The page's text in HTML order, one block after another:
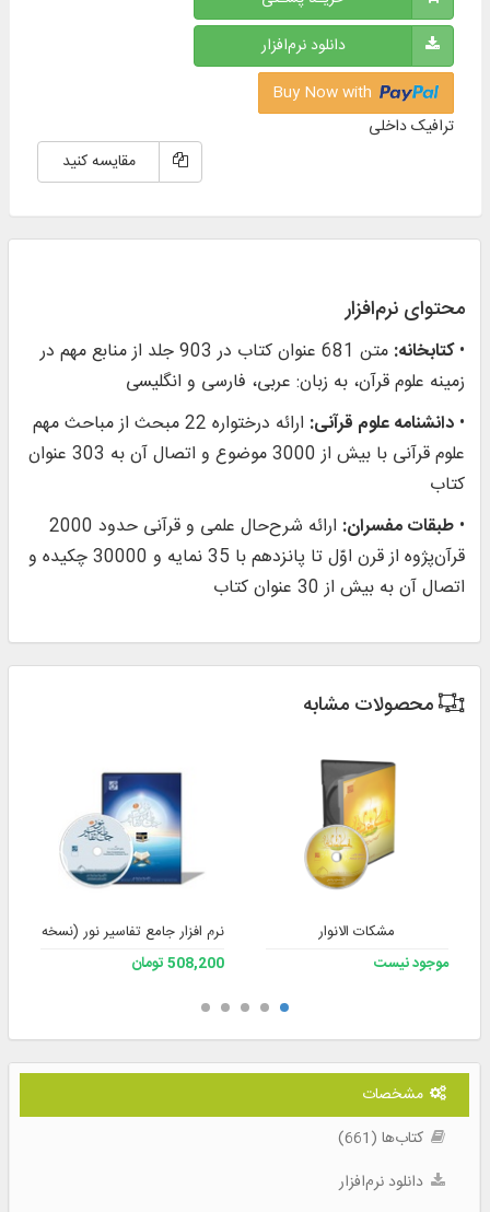
دانلود نرم‌افزار
ترافیک داخلی
مقایسه کنید
محتوای نرم‌افزار
•کتابخانه:
متن 681 عنوان کتاب در 903 جلد از منابع مهم در
زمينه علوم قرآن، به زبان: عربی، فارسی و انگلیسی
•دانشنامه علوم قرآنی:
ارائه درختواره 22 مبحث از مباحث مهم
علوم قرآنی با بیش از 3000 موضوع و اتصال آن به 303 عنوان
کتاب
•طبقات مفسران:
ارائه شرح‌حال علمی و قرآنی حدود 2000
قرآن‌پژوه از قرن اوّل تا پانزدهم با 35 نمایه و 30000 چکیده و
اتصال آن به بیش از 30 عنوان کتاب
محصولات مشابه
مشکات الانوار
موجود نیست
نرم افزار جامع تفاسیر نور (نسخه 4)
508,200 تومان
مشخصات
کتاب‌ها (661)
دانلود نرم‌افزار